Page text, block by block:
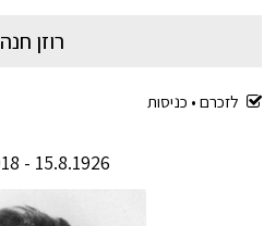
רוזן חנה
לזכרם • כניסות
15.8.1926 - 7.9.2018